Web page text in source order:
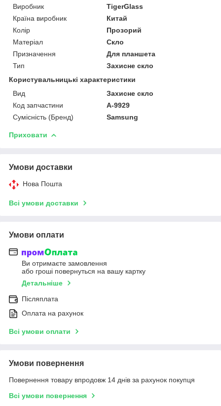
Виробник
TigerGlass
Країна виробник
Китай
Колір
Прозорий
Матеріал
Скло
Призначення
Для планшета
Тип
Захисне скло
Користувальницькі характеристики
Вид
Захисне скло
Код запчастини
A-9929
Сумісність (Бренд)
Samsung
Приховати
Умови доставки
Нова Пошта
Всі умови доставки
Умови оплати
Ви отримаєте замовлення
або гроші повернуться на вашу картку
Детальніше
Післяплата
Оплата на рахунок
Всі умови оплати
Умови повернення
Повернення товару впродовж 14 днів за рахунок покупця
Всі умови повернення